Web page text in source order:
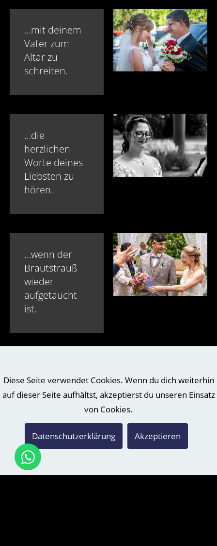
…mit deinem
Vater zum
Altar zu
schreiten.
…die
herzlichen
Worte deines
Liebsten zu
hören.
…wenn der
Braut­strauß
wieder
aufgetaucht
ist.
glaubt, einer
Meinung zu
…wenn’s rockt.
Diese Seite verwendet Cookies. Wenn du dich weiterhin
auf dieser Seite aufhältst, akzeptierst du unseren Einsatz
von Cookies.
Datenschutzerklärung Akzeptieren